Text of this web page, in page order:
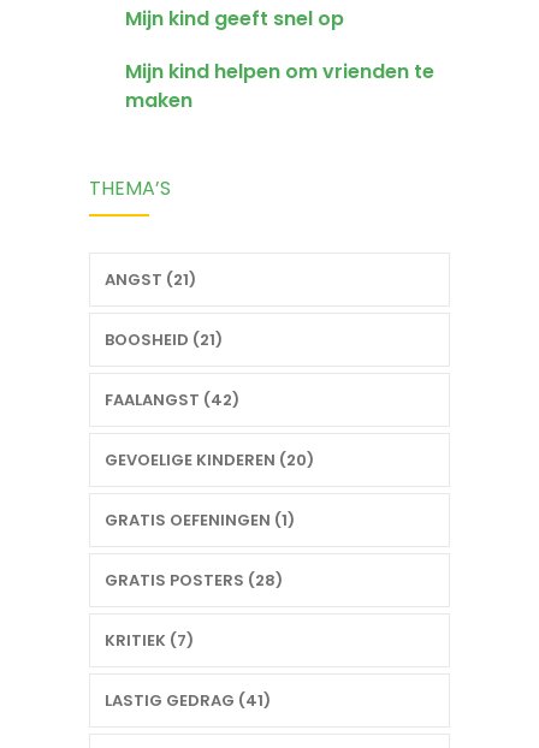
Mijn kind geeft snel op
Mijn kind helpen om vrienden te
maken
THEMA’S
ANGST (21)
BOOSHEID (21)
FAALANGST (42)
GEVOELIGE KINDEREN (20)
GRATIS OEFENINGEN (1)
GRATIS POSTERS (28)
KRITIEK (7)
LASTIG GEDRAG (41)